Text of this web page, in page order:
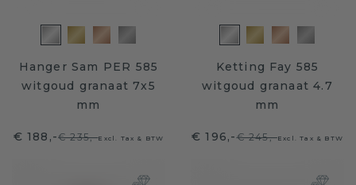
Hanger Sam PER 585
witgoud granaat 7x5
mm
€ 188,-€ 235,-Excl. Tax & BTW
Ketting Fay 585
witgoud granaat 4.7
mm
€ 196,-€ 245,-Excl. Tax & BTW